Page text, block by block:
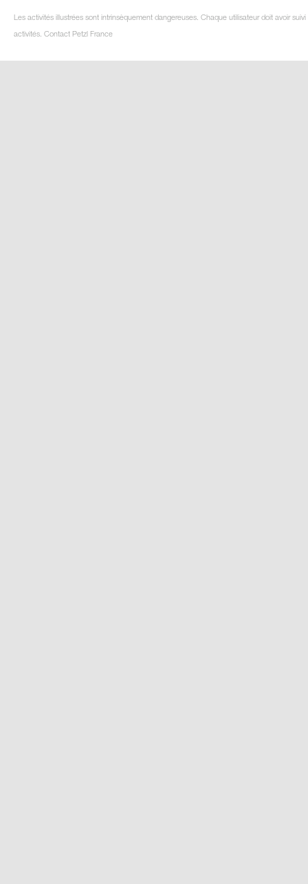
Les activités illustrées sont intrinsèquement dangereuses. Chaque utilisateur doit avoir
activités. Contact Petzl France